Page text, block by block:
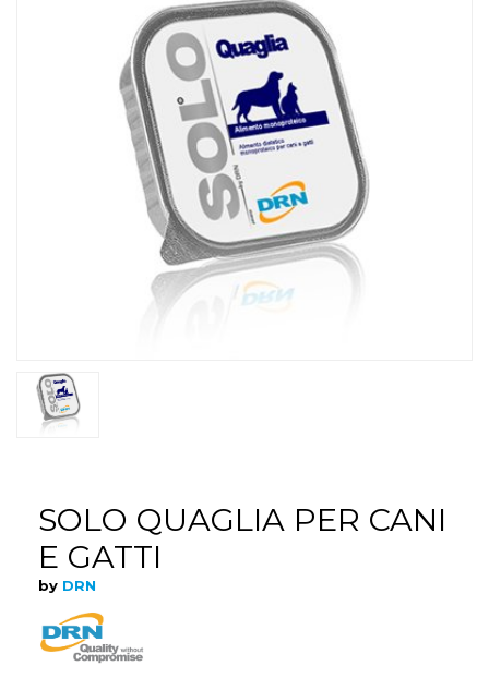
SOLO QUAGLIA PER CANI
E GATTI
by DRN